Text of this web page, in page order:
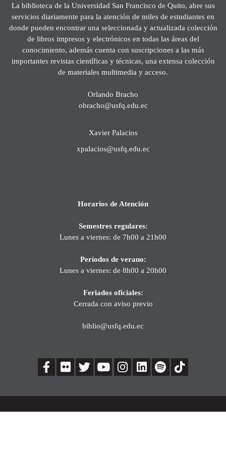
La biblioteca de la Universidad San Francisco de Quito, abre sus
servicios diariamente para la atención de miles de estudiantes en
donde pueden encontrar una seleccionada y actualizada colección
de libros impresos y electrónicos en todas las áreas del
conocimiento, además cuenta con suscripciones a las más
importantes revistas científicas y técnicas, una extensa colección
de materiales multimedia y acceso.
Orlando Bracho
obracho@usfq.edu.ec
Xavier Palacios
xpalacios@usfq.edu.ec
Horarios de Atención
Semestres regulares:
Lunes a viernes: de 7h00 a 21h00
Períodos de verano:
Lunes a viernes: de 8h00 a 20h00
Feriados oficiales:
Cerrada con aviso previo
biblio@usfq.edu.ec